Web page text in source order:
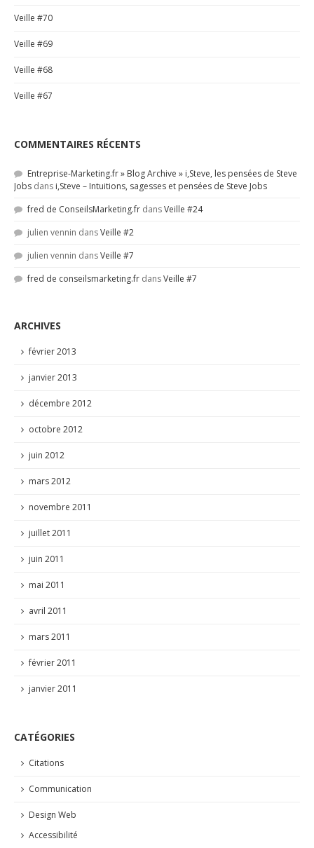
Veille #70
Veille #69
Veille #68
Veille #67
COMMENTAIRES RÉCENTS
Entreprise-Marketing.fr » Blog Archive » i,Steve, les pensées de Steve
Jobs dans i,Steve – Intuitions, sagesses et pensées de Steve Jobs
fred de ConseilsMarketing.fr dansVeille #24
julien vennin dansVeille #2
julien vennin dansVeille #7
fred de conseilsmarketing.fr dansVeille #7
ARCHIVES
février 2013
janvier 2013
décembre 2012
octobre 2012
juin 2012
mars 2012
novembre 2011
juillet 2011
juin 2011
mai 2011
avril 2011
mars 2011
février 2011
janvier 2011
CATÉGORIES
Citations
Communication
Design Web
Accessibilité